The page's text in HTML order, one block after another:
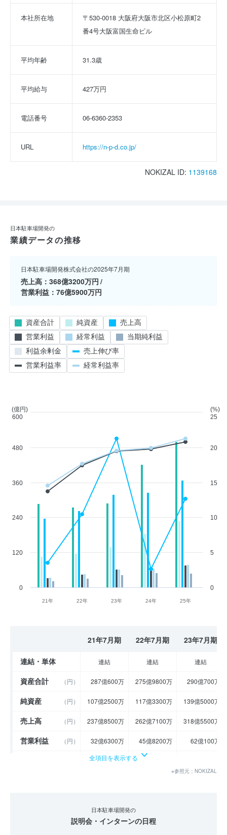
本社所在地
〒530-0018 大阪府大阪市北区小松原町2
番4号大阪富国生命ビル
平均年齢 31.3歳
平均給与 427万円
電話番号 06-6360-2353
URL https://n-p-d.co.jp/
NOKIZAL ID: 1139168
日本駐車場開発の
業績データの推移
日本駐車場開発株式会社の2025年7月期
売上高
368億3200万円
営業利益
76億5900万円
21年 22年 23年 24年 25年
0
120
240
360
480
(億円)
600
0
5
10
15
20
(%)
25
資産合計 純資産
売上高
営業利益
経常利益
当期純利益
利益余剰金
売上伸び率
営業利益率
経常利益率
21年7月期 22年7月期 23年7月期
連結・単体 連結 連結 連結
資産合計 （円） 287億600万 275億9800万 290億700万
純資産 （円） 107億2500万 117億3300万 139億5000万
売上高 （円） 237億8500万 262億7100万 318億5500万
営業利益 （円） 32億6300万 45億8200万 62億100万
34億6000万
（％） 3.51
全項目を表示する
※参照元：NOKIZAL
日本駐車場開発の
説明会・インターンの日程